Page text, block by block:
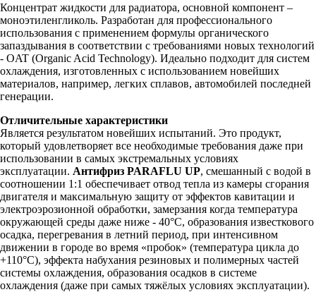
Концентрат жидкости для радиатора, основной компонент –
моноэтиленгликоль. Разработан для профессионального
использования с применением формулы органического
запаздывания в соответствии с требованиями новых технологий
- OAT (Organic Acid Technology). Идеально подходит для систем
охлаждения, изготовленных с использованием новейших
материалов, например, легких сплавов, автомобилей последней
генерации.
Отличительные характеристики
Является результатом новейших испытаний. Это продукт,
который удовлетворяет все необходимые требования даже при
использовании в самых экстремальных условиях
эксплуатации. Антифриз PARAFLU UP, смешанный с водой в
соотношении 1:1 обеспечивает отвод тепла из камеры сгорания
двигателя и максимальную защиту от эффектов кавитации и
электроэрозионной обработки, замерзания когда температура
окружающей среды даже ниже - 40°С, образования известкового
осадка, перегревания в летний период, при интенсивном
движении в городе во время «пробок» (температура цикла до
+110°С), эффекта набухания резиновых и полимерных частей
системы охлаждения, образования осадков в системе
охлаждения (даже при самых тяжёлых условиях эксплуатации).